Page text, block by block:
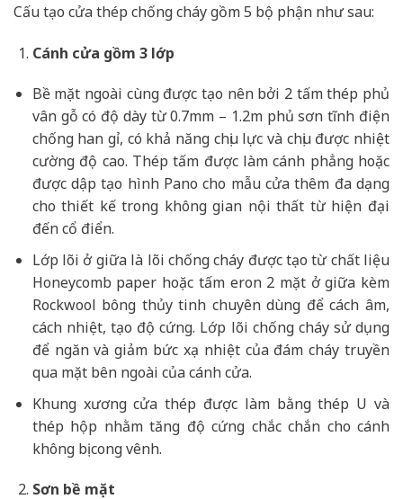
Cấu tạo cửa thép chống cháy gồm 5 bộ phận như sau:
Cánh cửa gồm 3 lớp
Bề mặt ngoài cùng được tạo nên bởi 2 tấm thép phủ
vân gỗ có độ dày từ 0.7mm – 1.2m phủ sơn tĩnh điện
chống han gỉ, có khả năng chịu lực và chịu được nhiệt
cường độ cao. Thép tấm được làm cánh phẳng hoặc
được dập tạo hình Pano cho mẫu cửa thêm đa dạng
cho thiết kế trong không gian nội thất từ hiện đại
đến cổ điển.
Lớp lõi ở giữa là lõi chống cháy được tạo từ chất liệu
Honeycomb paper hoặc tấm eron 2 mặt ở giữa kèm
Rockwool bông thủy tinh chuyên dùng để cách âm,
cách nhiệt, tạo độ cứng. Lớp lõi chống cháy sử dụng
để ngăn và giảm bức xạ nhiệt của đám cháy truyền
qua mặt bên ngoài của cánh cửa.
Khung xương cửa thép được làm bằng thép U và
thép hộp nhằm tăng độ cứng chắc chắn cho cánh
không bị cong vênh.
Sơn bề mặt